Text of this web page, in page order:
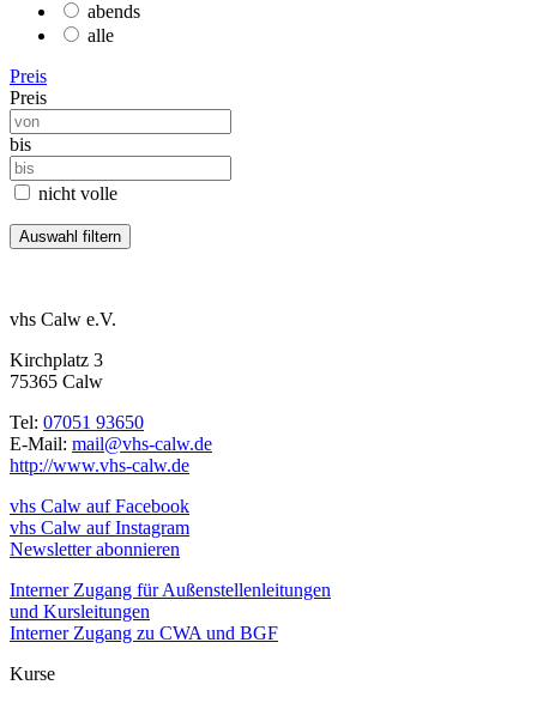
abends
alle
Preis
Preis
bis
nicht volle
vhs Calw e.V.
Kirchplatz 3
75365 Calw
Tel: 07051 93650
E-Mail: mail@vhs-calw.de
http://www.vhs-calw.de
vhs Calw auf Facebook
vhs Calw auf Instagram
Newsletter abonnieren
Interner Zugang für Außenstellenleitungen
und Kursleitungen
Interner Zugang zu CWA und BGF
Kurse